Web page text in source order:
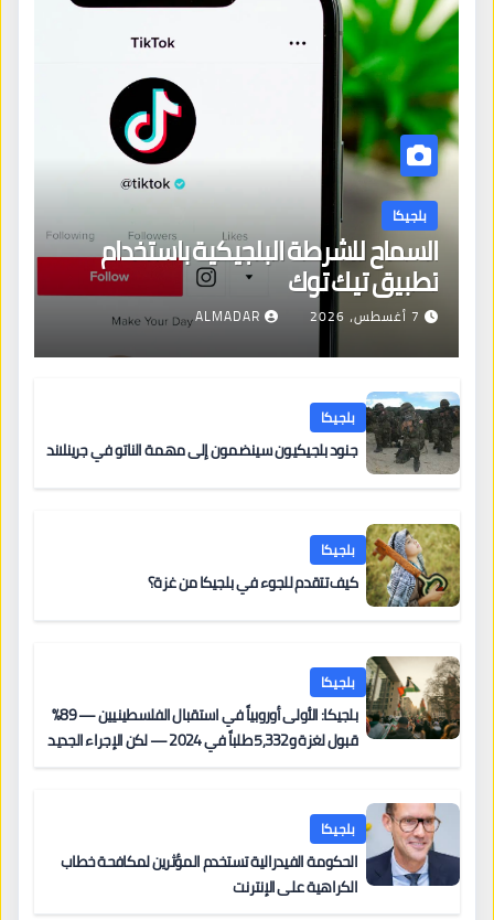
بلجيكا
السماح للشرطة البلجيكية باستخدام
تطبيق تيك توك
7 أغسطس، 2026 ALMADAR
بلجيكا
جنود بلجيكيون سينضمون إلى مهمة الناتو في جرينلاند
بلجيكا
كيف تتقدم للجوء في بلجيكا من غزة؟
بلجيكا
بلجيكا: الأولى أوروبياً في استقبال الفلسطينيين — 89%
قبول لغزة و5,332 طلباً في 2024 — لكن الإجراء الجديد
بلجيكا
الحكومة الفيدرالية تستخدم المؤثرين لمكافحة خطاب
الكراهية على الإنترنت